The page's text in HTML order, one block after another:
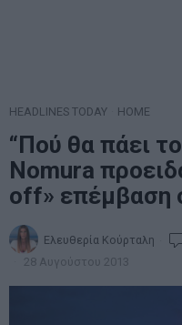
HEADLINES TODAY HOME
“Πού θα πάει
Nomura
off» επέμβαση
Ελευθερία Κούρταλη
28 Αυγούστου 2013